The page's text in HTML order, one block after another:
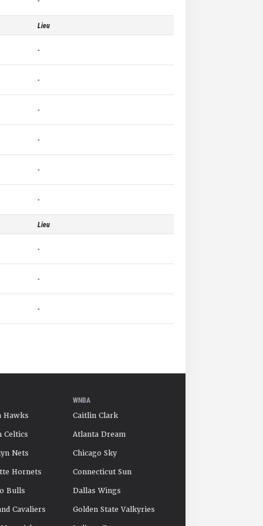
Lieu
-
-
-
-
-
-
Lieu
-
-
-
Hawks
Celtics
Nets
Hornets
Bulls
Cavaliers
WNBA
Caitlin Clark
Atlanta Dream
Chicago Sky
Connecticut Sun
Dallas Wings
Golden State Valkyries